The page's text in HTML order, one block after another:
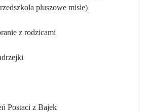
pluszowe misie)
z rodzicami
Postaci z Bajek